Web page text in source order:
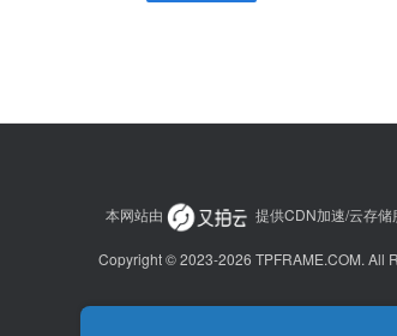
本网站由 提供CDN加速/云存储
Copyright © 2023-2026 TPFRAME.COM. All